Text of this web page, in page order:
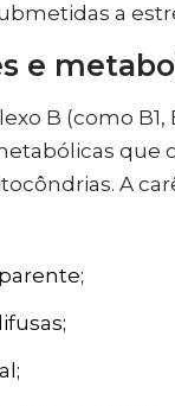
a
e
B (como
A